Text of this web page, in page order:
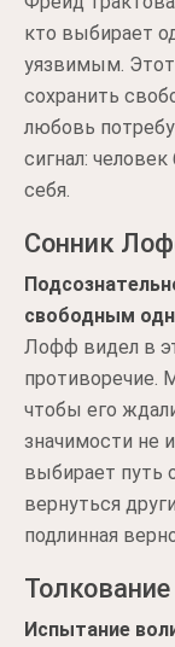
кто выбирает
уязвимым. Этот
сохранить
любовь
сигнал:
себя.
Сонник
свободным
Лофф видел в
противоречие.
чтобы его
значимости не
выбирает путь
вернуться
подлинная
Испытание